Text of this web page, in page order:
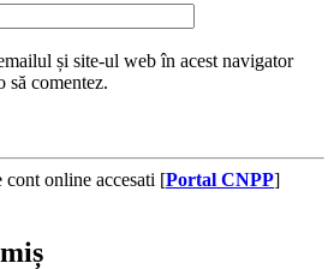
și site-ul web în acest navigator
să comentez.
cont online accesati [Portal CNPP]